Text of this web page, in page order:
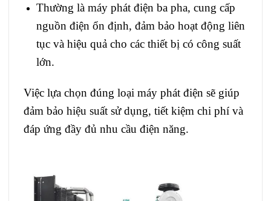
Thường là máy phát điện ba pha, cung cấp
nguồn điện ổn định, đảm bảo hoạt động liên
tục và hiệu quả cho các thiết bị có công suất
lớn.
Việc lựa chọn đúng loại máy phát điện sẽ giúp
đảm bảo hiệu suất sử dụng, tiết kiệm chi phí và
đáp ứng đầy đủ nhu cầu điện năng.